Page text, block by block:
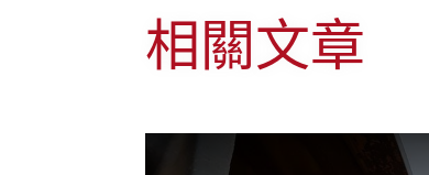
相關文章